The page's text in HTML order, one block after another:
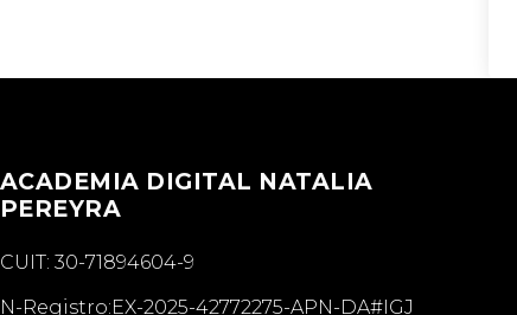
ACADEMIA DIGITAL NATALIA
PEREYRA
CUIT: 30-71894604-9
N-Registro:EX-2025-42772275-APN-DA#IGJ